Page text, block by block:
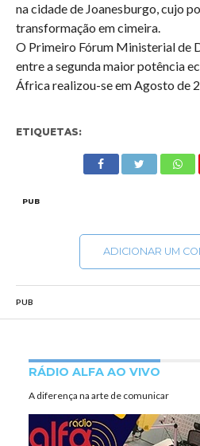
na cidade de Joanesburgo, cujo
transformação em cimeira.
O Primeiro Fórum Ministerial de
entre a segunda maior potência
África realizou-se em Agosto de
ETIQUETAS:
PUB
ADICIONAR UM
PUB
RÁDIO ALFA AO VIVO
A diferença na arte de comunicar